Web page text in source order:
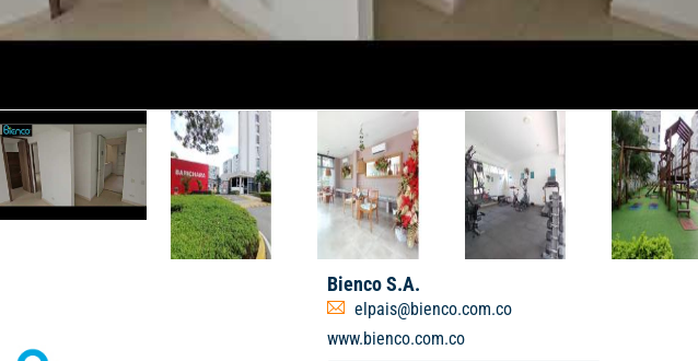
Bienco S.A.
elpais@bienco.com.co
www.bienco.com.co